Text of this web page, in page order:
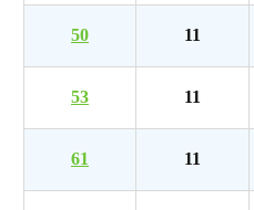
50 11
53 11
61 11